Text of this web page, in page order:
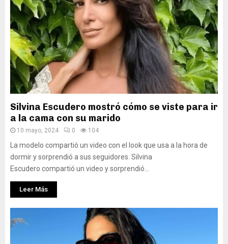
Silvina Escudero mostró cómo se viste para ir
a la cama con su marido
10 mayo, 2024 0 104
La modelo compartió un video con el look que usa a la hora de
dormir y sorprendió a sus seguidores. Silvina
Escudero compartió un video y sorprendió...
Leer Más